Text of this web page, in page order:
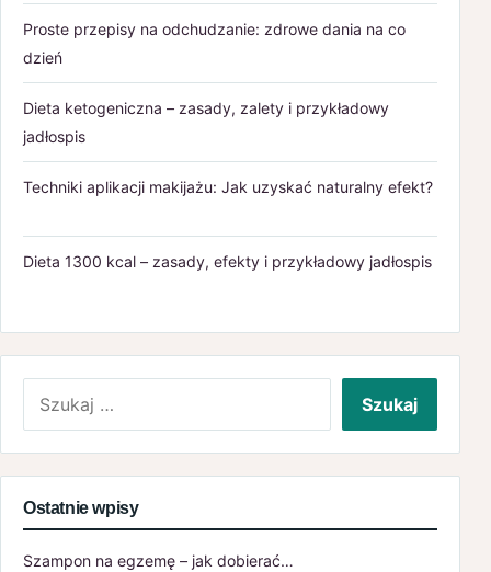
Proste przepisy na odchudzanie: zdrowe dania na co
dzień
Dieta ketogeniczna – zasady, zalety i przykładowy
jadłospis
Techniki aplikacji makijażu: Jak uzyskać naturalny efekt?
Dieta 1300 kcal – zasady, efekty i przykładowy jadłospis
Ostatnie wpisy
Szampon na egzemę – jak dobierać…